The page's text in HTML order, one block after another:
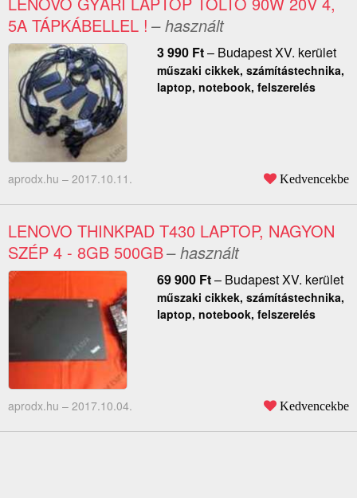
5A TÁPKÁBELLEL ! – használt
3 990 Ft– Budapest XV. kerület
műszaki cikkek, számítástechnika,
laptop, notebook, felszerelés
aprodx.hu – 2017.10.11. Kedvencekbe
LENOVO THINKPAD T430 LAPTOP, NAGYON
SZÉP 4 - 8GB 500GB– használt
69 900 Ft– Budapest XV. kerület
műszaki cikkek, számítástechnika,
laptop, notebook, felszerelés
aprodx.hu – 2017.10.04. Kedvencekbe